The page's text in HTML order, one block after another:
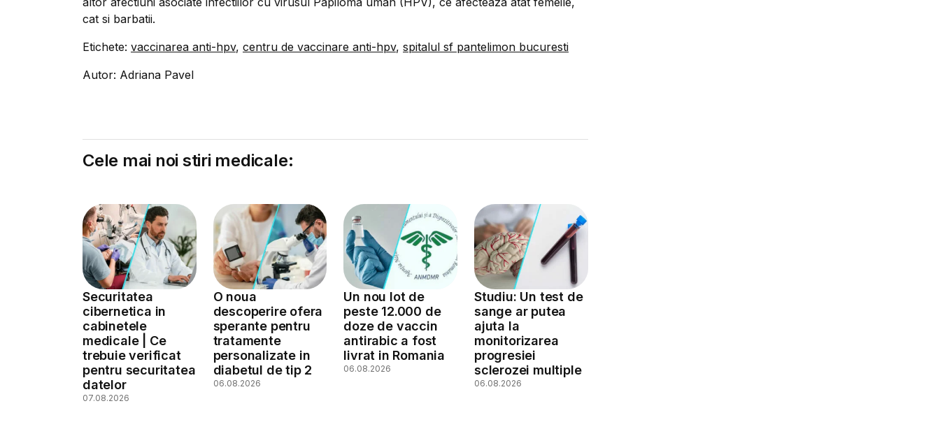
cat si barbatii.
Etichete: vaccinarea anti-hpv, centru de vaccinare anti-hpv, spitalul sf pantelimon bucuresti
Autor: Adriana Pavel
Cele mai noi stiri medicale:
Securitatea
cibernetica in
cabinetele
medicale | Ce
trebuie verificat
pentru securitatea
datelor
07.08.2026
O noua
descoperire ofera
sperante pentru
tratamente
personalizate in
diabetul de tip 2
06.08.2026
Un nou lot de
peste 12.000 de
doze de vaccin
antirabic a fost
livrat in Romania
06.08.2026
Studiu: Un test de
sange ar putea
ajuta la
monitorizarea
progresiei
sclerozei multiple
06.08.2026